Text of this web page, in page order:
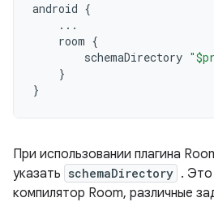
android {
...
room {
schemaDirectory
}
}
При использовании плагина
указать schemaDirectory . Это
компилятор Room, различные